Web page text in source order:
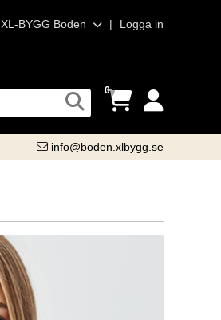
XL-BYGG Boden | Logga in
0
info@boden.xlbygg.se